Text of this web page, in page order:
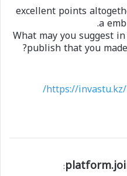
excellent points
a
What may you suggest
publish that you
https://
: